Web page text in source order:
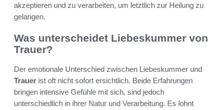
akzeptieren und zu verarbeiten, um letztlich zur Heilung zu
gelangen.
Was unterscheidet Liebeskummer von
Trauer?
Der emotionale Unterschied zwischen Liebeskummer und
Trauer ist oft nicht sofort ersichtlich. Beide Erfahrungen
bringen intensive Gefühle mit sich, sind jedoch
unterschiedlich in ihrer Natur und Verarbeitung. Es lohnt